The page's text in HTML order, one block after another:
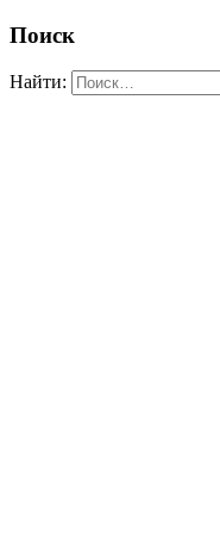
Поиск
Найти: